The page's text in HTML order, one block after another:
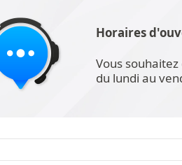
Horaires
Vous
du lundi au